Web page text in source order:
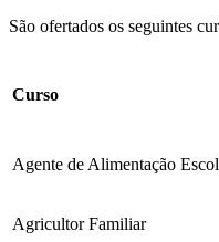
São ofertados os seguintes
Curso
Agente de Alimentação
Agricultor Familiar